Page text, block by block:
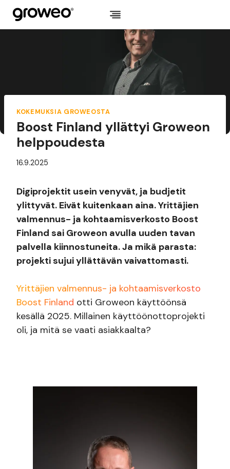
Siirry
sisältöön
KOKEMUKSIA GROWEOSTA
Boost Finland yllättyi Groweon
helppoudesta
16.9.2025
Digiprojektit usein venyvät, ja budjetit
ylittyvät. Eivät kuitenkaan aina. Yrittäjien
valmennus- ja kohtaamisverkosto Boost
Finland sai Groweon avulla uuden tavan
palvella kiinnostuneita. Ja mikä parasta:
projekti sujui yllättävän vaivattomasti.
Yrittäjien valmennus- ja kohtaamisverkosto
Boost Finland otti Groweon käyttöönsä
kesällä 2025. Millainen käyttöönottoprojekti
oli, ja mitä se vaati asiakkaalta?